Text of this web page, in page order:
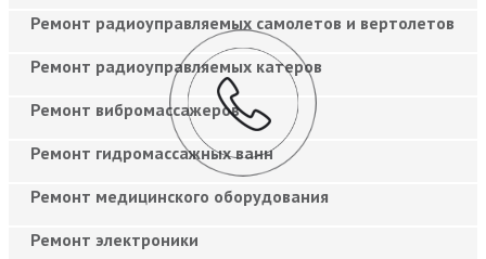
Ремонт радиоуправляемых самолетов и вертолетов
Ремонт радиоуправляемых катеров
Ремонт вибромассажеров
Ремонт гидромассажных ванн
Ремонт медицинского оборудования
Ремонт электроники